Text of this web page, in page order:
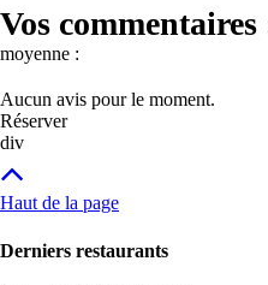
Vos commentaires
moyenne :
Aucun avis pour le moment.
Réserver
div
Haut de la page
Derniers restaurants